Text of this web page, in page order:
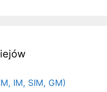
IM, SIM, GM)